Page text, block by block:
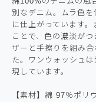
別なデニム。ムラ色
に仕上がっています
ことで、色の濃淡が
ザーと手擦りを組み
た。ワンウォッシュ
現しています。
【素材】綿 97％ポリ